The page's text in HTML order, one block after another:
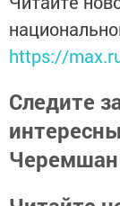
https://
Следите
Черемшан